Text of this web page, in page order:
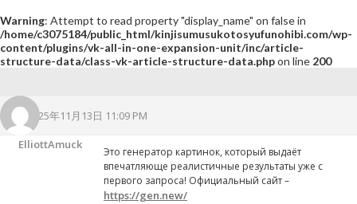
Warning: Attempt to read property "display_name" on false in
/home/c3075184/public_html/kinjisumusukotosyufunohibi.com/wp-
content/plugins/vk-all-in-one-expansion-unit/inc/article-
structure-data/class-vk-article-structure-data.phpon line 200
2025年11月13日 11:09 PM
ElliottAmuck
Это генератор картинок, который выдаёт
впечатляюще реалистичные результаты уже с
первого запроса! Официальный сайт –
https://gen.new/